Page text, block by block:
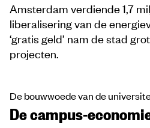
Amsterdam verdiende 1,7
liberalisering van de
‘gratis geld’ nam de stad
projecten.
De bouwwoede van de
De campus-